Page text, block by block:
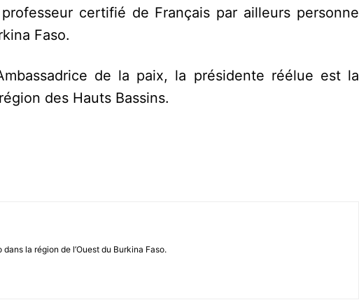
certifié de Français par ailleurs personne
Faso.
de la paix, la présidente réélue est la
des Hauts Bassins.
la région de l’Ouest du Burkina Faso.